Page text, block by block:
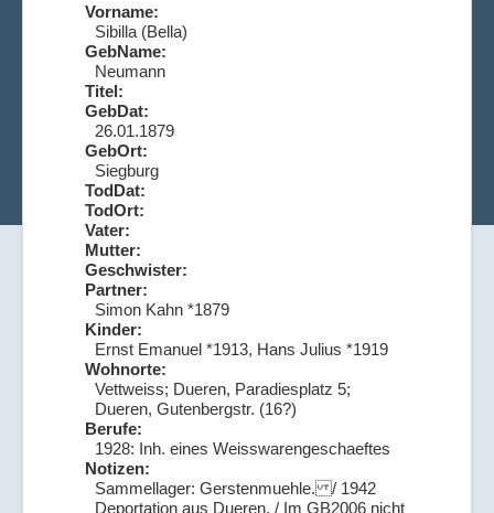
Vorname:
Sibilla (Bella)
GebName:
Neumann
Titel:
GebDat:
26.01.1879
GebOrt:
Siegburg
TodDat:
TodOrt:
Vater:
Mutter:
Geschwister:
Partner:
Simon Kahn *1879
Kinder:
Ernst Emanuel *1913, Hans Julius *1919
Wohnorte:
Vettweiss; Dueren, Paradiesplatz 5;
Dueren, Gutenbergstr. (16?)
Berufe:
1928: Inh. eines Weisswarengeschaeftes
Notizen:
Sammellager: Gerstenmuehle. / 1942
Deportation aus Dueren. / Im GB2006 nicht